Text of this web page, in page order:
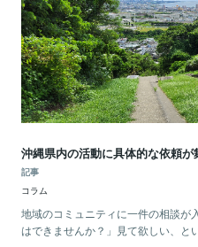
沖縄県内の活動に具体的な依頼が
記事
コラム
地域のコミュニティに一件の相談が
はできませんか？」見て欲しい、と